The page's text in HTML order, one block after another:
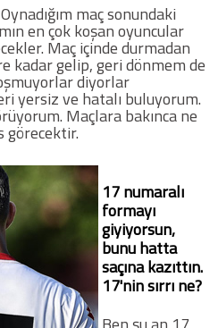
maç sonundaki
en çok koşan oyuncular
Maç içinde durmadan
kadar gelip, geri dönmem de
diyorlar
yersiz ve hatalı buluyorum.
Maçlara bakınca ne
görecektir.
17 numaralı
formayı
giyiyorsun,
bunu hatta
saçına kazıttın.
17'nin sırrı ne?